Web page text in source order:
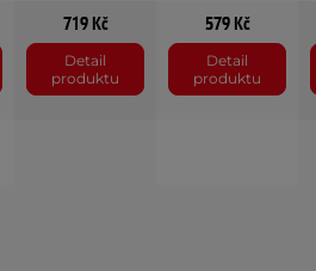
719 Kč
Detail
produktu
579 Kč
Detail
produktu